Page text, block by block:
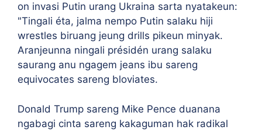
on invasi Putin urang Ukraina sarta nyatakeun:
"Tingali éta, jalma nempo Putin salaku hiji
wrestles biruang jeung drills pikeun minyak.
Aranjeunna ningali présidén urang salaku
saurang anu ngagem jeans ibu sareng
equivocates sareng bloviates.
Donald Trump sareng Mike Pence duanana
ngabagi cinta sareng kakaguman hak radikal